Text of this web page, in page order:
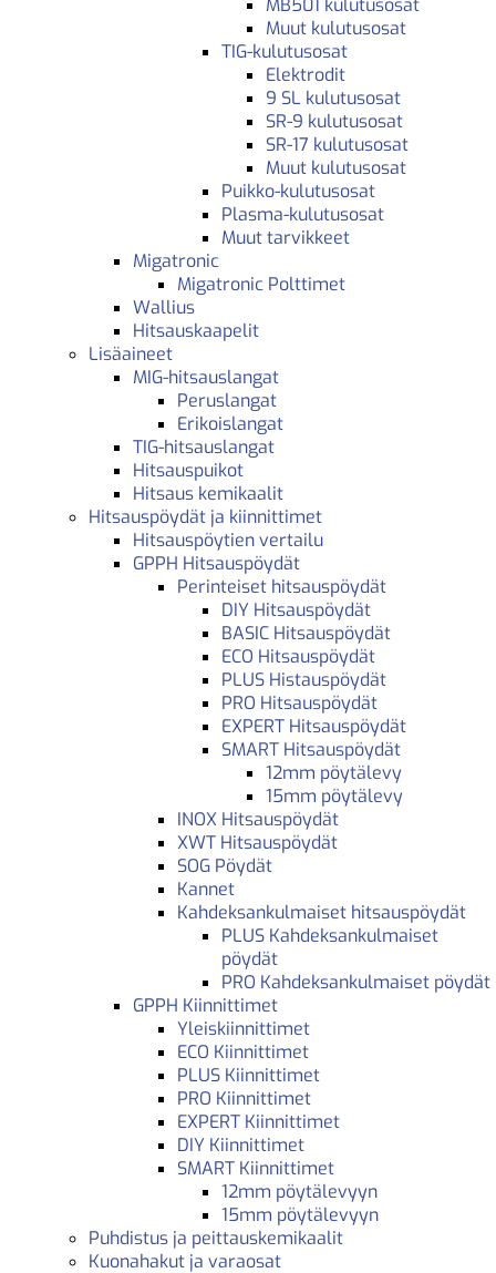
MB501 kulutusosat
Muut kulutusosat
TIG-kulutusosat
Elektrodit
9 SL kulutusosat
SR-9 kulutusosat
SR-17 kulutusosat
Muut kulutusosat
Puikko-kulutusosat
Plasma-kulutusosat
Muut tarvikkeet
Migatronic
Migatronic Polttimet
Wallius
Hitsauskaapelit
Lisäaineet
MIG-hitsauslangat
Peruslangat
Erikoislangat
TIG-hitsauslangat
Hitsauspuikot
Hitsaus kemikaalit
Hitsauspöydät ja kiinnittimet
Hitsauspöytien vertailu
GPPH Hitsauspöydät
Perinteiset hitsauspöydät
DIY Hitsauspöydät
BASIC Hitsauspöydät
ECO Hitsauspöydät
PLUS Histauspöydät
PRO Hitsauspöydät
EXPERT Hitsauspöydät
SMART Hitsauspöydät
12mm pöytälevy
15mm pöytälevy
INOX Hitsauspöydät
XWT Hitsauspöydät
SOG Pöydät
Kannet
Kahdeksankulmaiset hitsauspöydät
PLUS Kahdeksankulmaiset
pöydät
PRO Kahdeksankulmaiset pöydät
GPPH Kiinnittimet
Yleiskiinnittimet
ECO Kiinnittimet
PLUS Kiinnittimet
PRO Kiinnittimet
EXPERT Kiinnittimet
DIY Kiinnittimet
SMART Kiinnittimet
12mm pöytälevyyn
15mm pöytälevyyn
Puhdistus ja peittauskemikaalit
Kuonahakut ja varaosat